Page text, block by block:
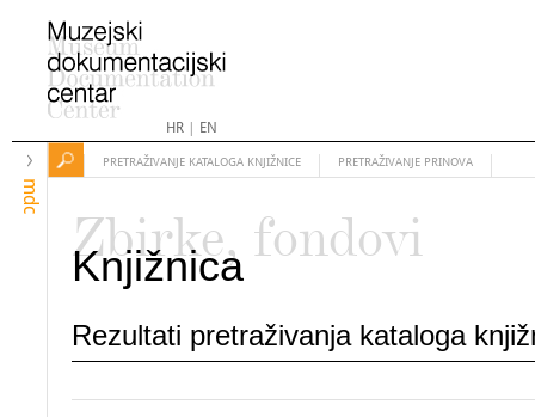
HR| EN
mdc
PRETRAŽIVANJE KATALOGA KNJIŽNICE PRETRAŽIVANJE PRINOVA
Zbirke, fondovi
Knjižnica
Rezultati pretraživanja kataloga